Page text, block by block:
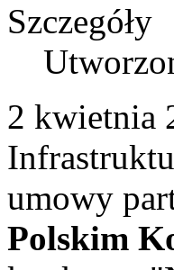
Szczegóły
2 kwietnia
umowy
Polskim